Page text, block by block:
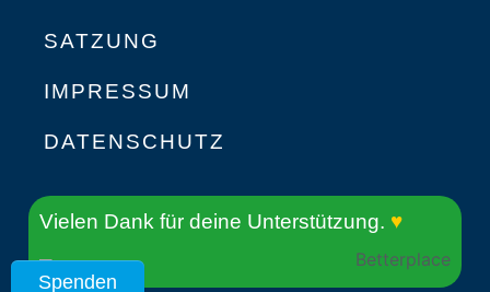
SATZUNG
IMPRESSUM
DATENSCHUTZ
Vielen Dank für deine Unterstützung. ♥
Spenden